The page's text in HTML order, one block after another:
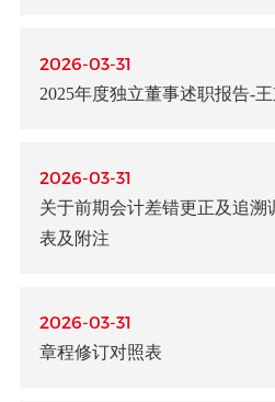
2026-03-31
2025年度独立董事述职报告-
2026-03-31
关于前期会计差错更正及追溯
表及附注
2026-03-31
章程修订对照表